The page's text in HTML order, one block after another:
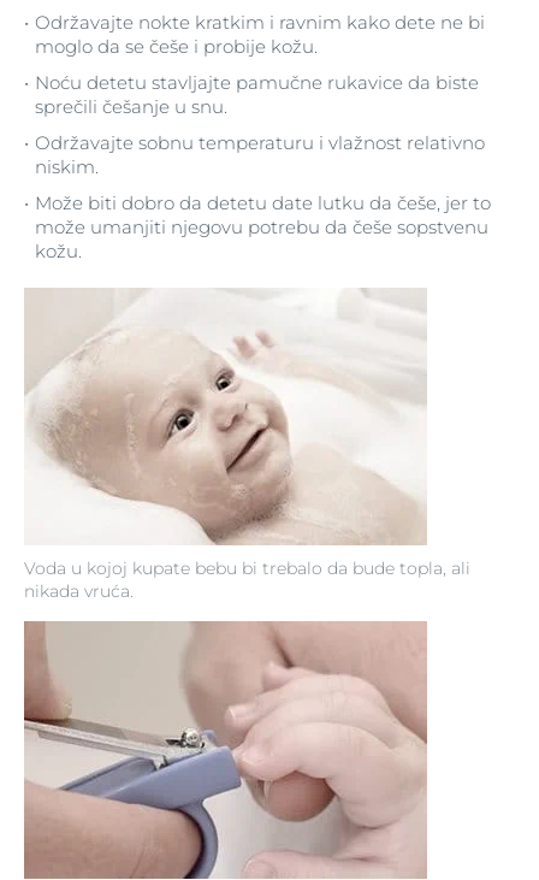
Voda u kojoj kupate bebu bi trebalo da bude topla, ali
nikada vruća.
Održavajte nokte kratkim i ravnim kako dete ne bi
moglo da se češe i probije kožu.
Noću detetu stavljajte pamučne rukavice da biste
sprečili češanje u snu.
Održavajte sobnu temperaturu i vlažnost relativno
niskim.
Može biti dobro da detetu date lutku da češe, jer to
može umanjiti njegovu potrebu da češe sopstvenu
kožu.